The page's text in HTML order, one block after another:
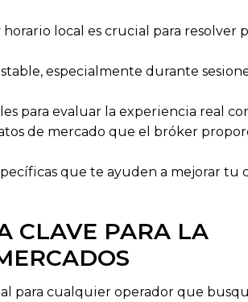
local es crucial para resolver
especialmente durante
para evaluar la experiencia real
de mercado que el bróker
que te ayuden a mejorar tu
CLAVE PARA LA
para cualquier operador que